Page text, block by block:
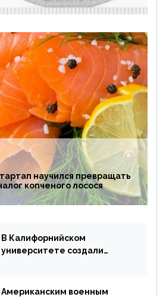
научился превращать
копченого лосося
В Калифорнийском
университете создали
Американским военным